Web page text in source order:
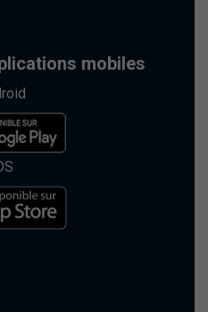
mobiles